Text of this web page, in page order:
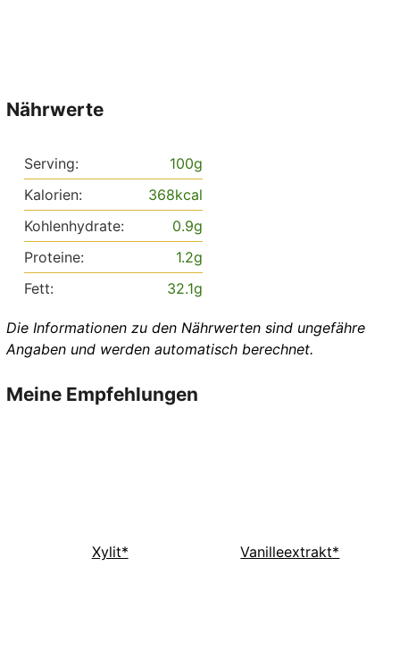
Nährwerte
Serving: 100g
Kalorien:
368kcal
Kohlenhydrate:
0.9g
Proteine:
1.2g
Fett:
32.1g
Die Informationen zu den Nährwerten sind ungefähre
Angaben und werden automatisch berechnet.
Meine Empfehlungen
Xylit* Vanilleextrakt*